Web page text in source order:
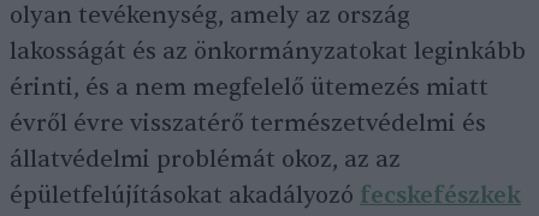
olyan tevékenység, amely az ország
lakosságát és az önkormányzatokat leginkább
érinti, és a nem megfelelő ütemezés miatt
évről évre visszatérő természetvédelmi és
állatvédelmi problémát okoz, az az
épületfelújításokat akadályozó fecskefészkek